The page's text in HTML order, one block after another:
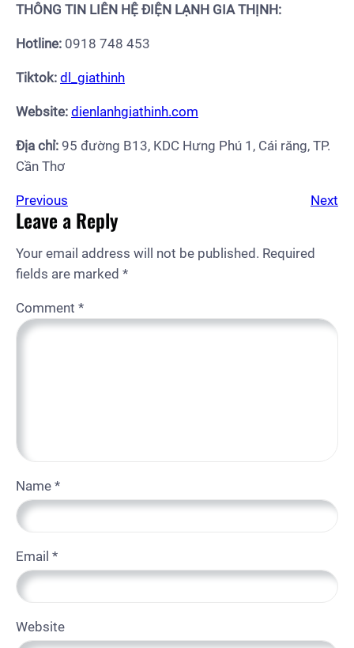
THÔNG TIN LIÊN HỆ ĐIỆN LẠNH GIA THỊNH:
Hotline: 0918 748 453
Tiktok: dl_giathinh
Website: dienlanhgiathinh.com
Địa chỉ: 95 đường B13, KDC Hưng Phú 1, Cái răng, TP.
Cần Thơ
Previous Next
Leave a Reply
Your email address will not be published. Required
fields are marked *
Comment *
Name *
Email *
Website